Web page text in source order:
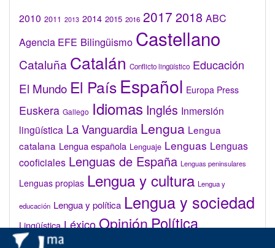
2010 2011 2013 2014 2015 2016 2017 2018 ABC
Agencia EFE Bilingüismo Castellano
Cataluña Catalán Conflicto lingüístico Educación
El Mundo El País Español Europa Press
Euskera Gallego Idiomas Inglés Inmersión
lingüística La Vanguardia Lengua Lengua
catalana Lengua española Lenguaje Lenguas Lenguas
cooficiales Lenguas de España Lenguas peninsulares
Lenguas propias Lengua y cultura Lengua y
educación Lengua y política Lengua y sociedad
Lingüística LéxicoOpiniónPolítica
lingüística